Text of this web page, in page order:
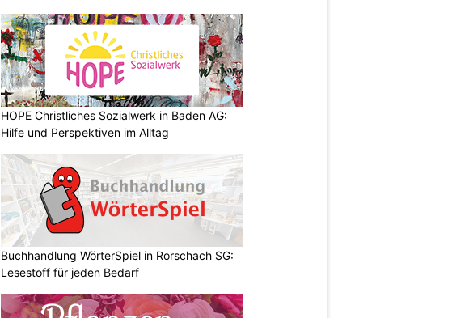
HOPE Christliches Sozialwerk in Baden AG:
Hilfe und Perspektiven im Alltag
Buchhandlung WörterSpiel in Rorschach SG:
Lesestoff für jeden Bedarf